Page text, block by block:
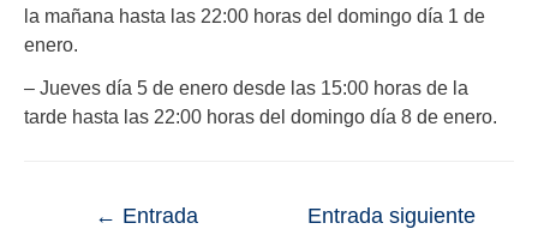
la mañana hasta las 22:00 horas del domingo día 1 de
enero.
– Jueves día 5 de enero desde las 15:00 horas de la
tarde hasta las 22:00 horas del domingo día 8 de enero.
← Entrada
Entrada siguiente